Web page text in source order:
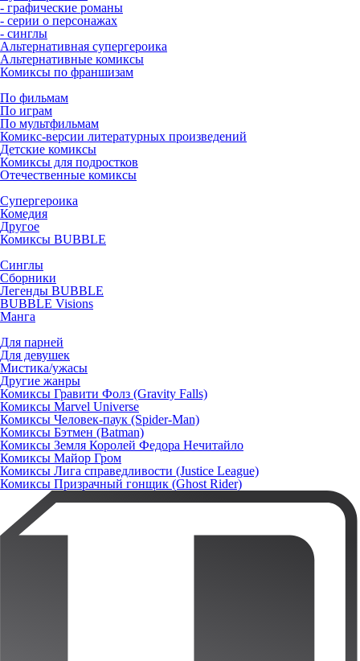
- графические романы
- серии о персонажах
- синглы
Альтернативная супергероика
Альтернативные комиксы
Комиксы по франшизам
По фильмам
По играм
По мультфильмам
Комикс-версии литературных произведений
Детские комиксы
Комиксы для подростков
Отечественные комиксы
Супергероика
Комедия
Другое
Комиксы BUBBLE
Синглы
Сборники
Легенды BUBBLE
BUBBLE Visions
Манга
Для парней
Для девушек
Мистика/ужасы
Другие жанры
Комиксы Гравити Фолз (Gravity Falls)
Комиксы Marvel Universe
Комиксы Человек-паук (Spider-Man)
Комиксы Бэтмен (Batman)
Комиксы Земля Королей Федора Нечитайло
Комиксы Майор Гром
Комиксы Лига справедливости (Justice League)
Комиксы Призрачный гонщик (Ghost Rider)